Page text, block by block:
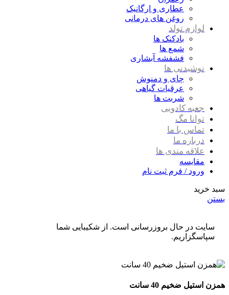
عطاری و ارگانیک
روغن های درمانی
لوازم تولد
بادکنک ها
شمع ها
فشفشه آبشاری
نوشیدنی ها
چای و دمنوش
عرقیات گیاهی
شربت ها
جعبه کادویی
توانا مگ
تماس با ما
درباره ما
علاقه مندی ها
مقایسه
ورود / فرم ثبت نام
سبد خرید
بستن
سایت در حال بروزرسانی است. از شکیبایی شما
سپاسگزاریم.
همزن استیل ضخیم 40 سانت